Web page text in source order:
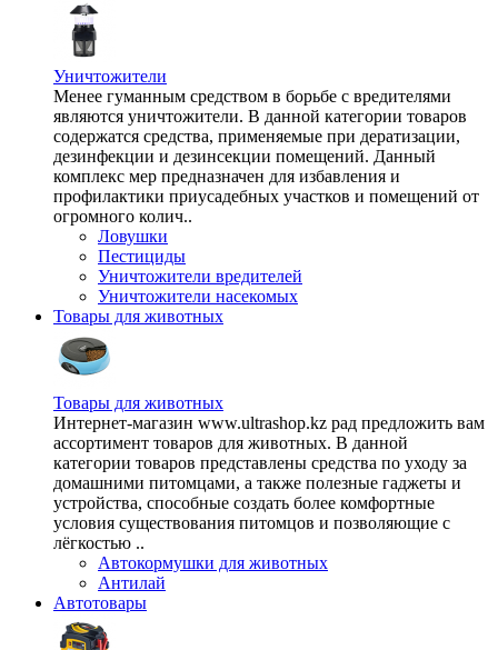
Уничтожители
Менее гуманным средством в борьбе с вредителями
являются уничтожители. В данной категории товаров
содержатся средства, применяемые при дератизации,
дезинфекции и дезинсекции помещений. Данный
комплекс мер предназначен для избавления и
профилактики приусадебных участков и помещений от
огромного колич..
Ловушки
Пестициды
Уничтожители вредителей
Уничтожители насекомых
Товары для животных
Товары для животных
Интернет-магазин www.ultrashop.kz рад предложить вам
ассортимент товаров для животных. В данной
категории товаров представлены средства по уходу за
домашними питомцами, а также полезные гаджеты и
устройства, способные создать более комфортные
условия существования питомцов и позволяющие с
лёгкостью ..
Автокормушки для животных
Антилай
Автотовары